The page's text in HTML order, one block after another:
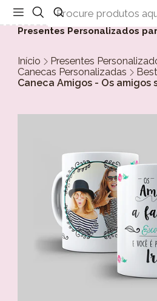
Presentes Personalizados
Início
Presentes
Canecas Personalizadas
Caneca Amigos - Os amigos